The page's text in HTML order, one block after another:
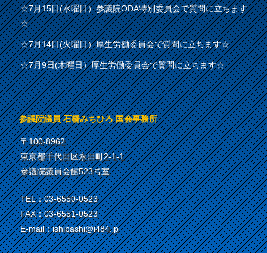
☆7月15日(水曜日）参議院ODA特別委員会で質問に立ちます
☆
☆7月14日(火曜日）厚生労働委員会で質問に立ちます☆
☆7月9日(木曜日）厚生労働委員会で質問に立ちます☆
参議院議員 石橋みちひろ 国会事務所
〒100-8962
東京都千代田区永田町2-1-1
参議院議員会館523号室
TEL：03-6550-0523
FAX：03-6551-0523
E-mail：ishibashi@i484.jp